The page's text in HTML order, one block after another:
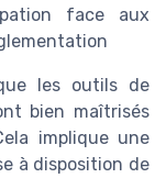
face aux
les outils de
bien maîtrisés
implique une
à disposition de